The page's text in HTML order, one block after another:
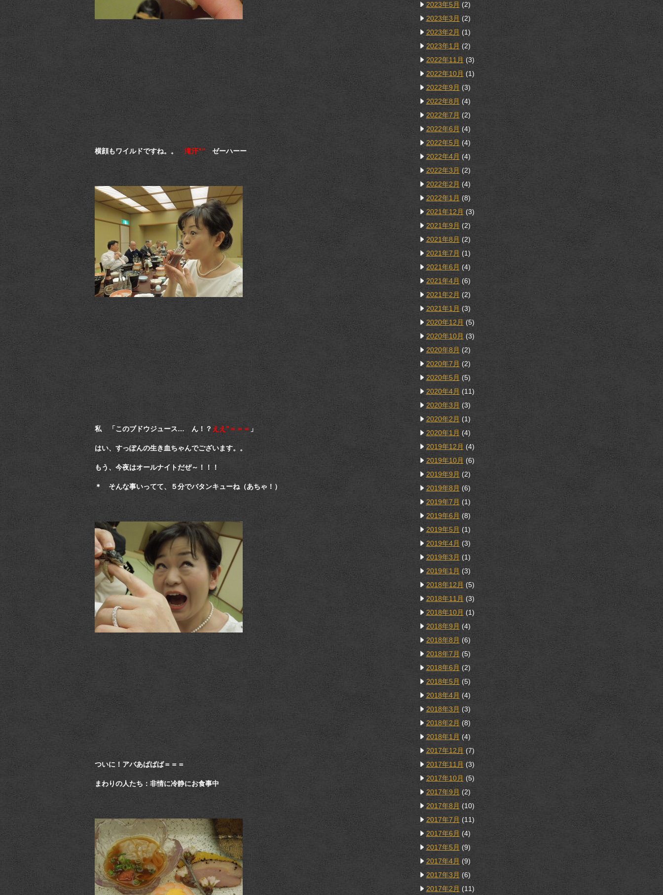
横顔もワイルドですね。。 滝汗”” ゼーハーー
私 「このブドウジュース… ん！？ ええ”＝＝＝ 」
はい、すっぽんの生き血ちゃんでございます。。
もう、今夜はオールナイトだぜ～！！！
＊ そんな事いってて、５分でバタンキューね（あちゃ！）
ついに！アバあばばば＝＝＝
まわりの人たち：非情に冷静にお食事中
2023年5月 (2)
2023年3月 (2)
2023年2月 (1)
2023年1月 (2)
2022年11月(3)
2022年10月 (1)
2022年9月(3)
2022年8月 (4)
2022年7月 (2)
2022年6月 (4)
2022年5月 (4)
2022年4月 (4)
2022年3月 (2)
2022年2月 (4)
2022年1月 (8)
2021年12月 (3)
2021年9月 (2)
2021年8月 (2)
2021年7月 (1)
2021年6月 (4)
2021年4月 (6)
2021年2月 (2)
2021年1月(3)
2020年12月 (5)
2020年10月 (3)
2020年8月 (2)
2020年7月 (2)
2020年5月 (5)
2020年4月 (11)
2020年3月 (3)
2020年2月 (1)
2020年1月 (4)
2019年12月 (4)
2019年10月 (6)
2019年9月 (2)
2019年8月 (6)
2019年7月 (1)
2019年6月 (8)
2019年5月 (1)
2019年4月 (3)
2019年3月(1)
2019年1月 (3)
2018年12月 (5)
2018年11月 (3)
2018年10月 (1)
2018年9月 (4)
2018年8月 (6)
2018年7月 (5)
2018年6月 (2)
2018年5月 (5)
2018年4月 (4)
2018年3月 (3)
2018年2月 (8)
2018年1月 (4)
2017年12月 (7)
2017年11月 (3)
2017年10月 (5)
2017年9月 (2)
2017年8月 (10)
2017年7月 (11)
2017年6月 (4)
2017年5月 (9)
2017年4月 (9)
2017年3月 (6)
2017年2月 (11)